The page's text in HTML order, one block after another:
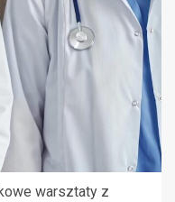
warsztaty z